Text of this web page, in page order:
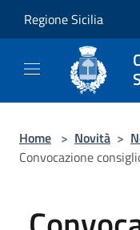
Regione Sicilia
Home > Novità >
Convocazione